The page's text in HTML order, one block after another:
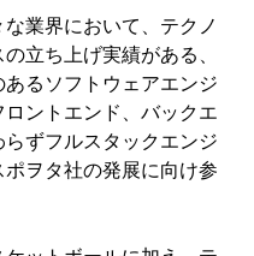
業界において、テクノ
立ち上げ実績がある、
るソフトウェアエンジ
ロントエンド、バックエ
らずフルスタックエンジ
ポヲタ社の発展に向け参